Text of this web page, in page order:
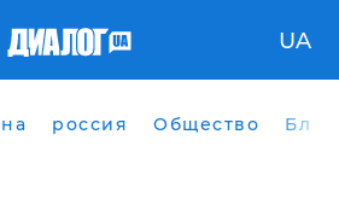
UA
россия Общество